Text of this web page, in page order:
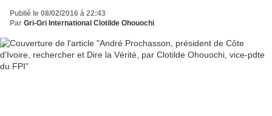
Publié le 08/02/2016 à 22:43
Par Gri-Gri International Clotilde Ohouochi